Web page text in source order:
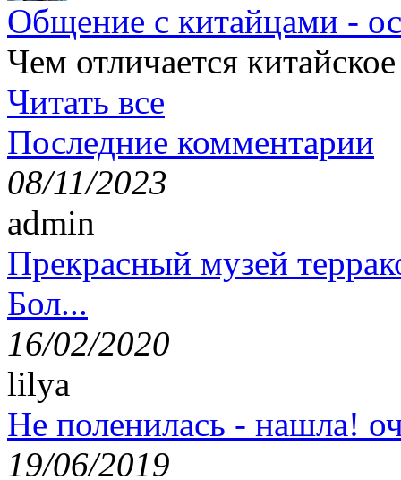
Общение с китайцами -
Чем отличается
Читать все
Последние комментарии
08/11/2023
admin
Прекрасный музей
Бол...
16/02/2020
lilya
Не поленилась - нашла!
19/06/2019